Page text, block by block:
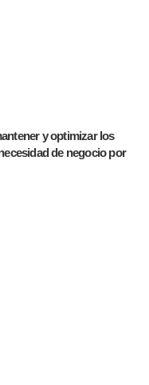
y optimizar los
de negocio por